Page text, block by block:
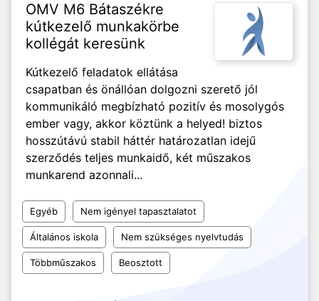
OMV M6 Bátaszékre
kútkezelő munkakörbe
kollégát keresünk
Kútkezelő feladatok ellátása
csapatban és önállóan dolgozni szerető jól
kommunikáló megbízható pozitív és mosolygós
ember vagy, akkor köztünk a helyed! biztos
hosszútávú stabil háttér határozatlan idejű
szerződés teljes munkaidő, két műszakos
munkarend azonnali...
Egyéb Nem igényel tapasztalatot
Általános iskola Nem szükséges nyelvtudás
Többműszakos Beosztott